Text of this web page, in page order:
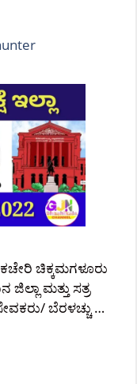
ಕಚೇರಿ ಚಿಕ್ಕಮಗಳೂರು
ಮತ್ತು ಸತ್ರ
ಬೆರಳಚ್ಚು …